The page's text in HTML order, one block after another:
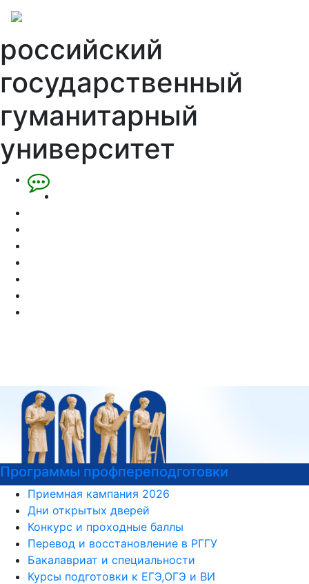
российский
государственный
гуманитарный
университет
Программы профпереподготовки
Приемная кампания 2026
Дни открытых дверей
Конкурс и проходные баллы
Перевод и восстановление в РГГУ
Бакалавриат и специальности
Курсы подготовки к ЕГЭ,ОГЭ и ВИ